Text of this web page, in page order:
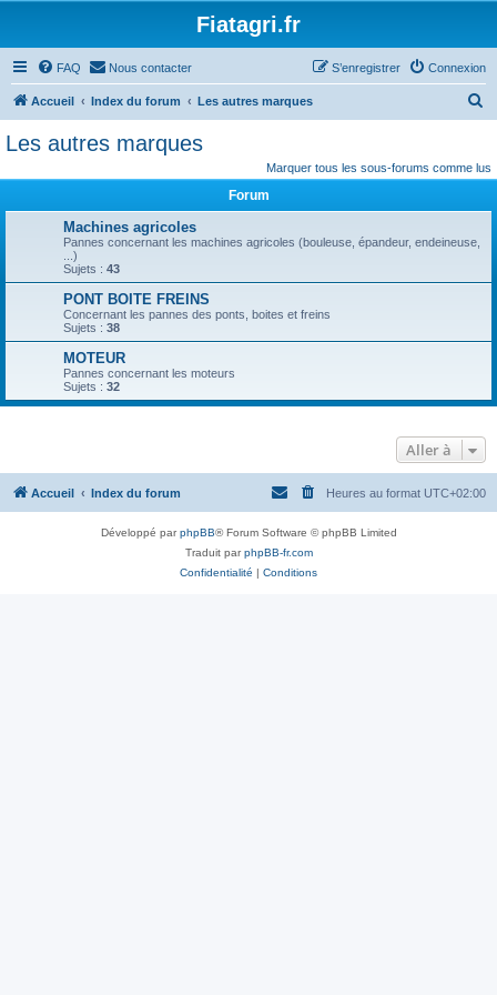
Fiatagri.fr
FAQ Nous contacter Connexion
S’enregistrer
Accueil Index du forum Les autres marques
h
h
r
Les autres marques
Marquer tous les sous-forums comme lus
Forum
Machines agricoles
Pannes concernant les machines agricoles (bouleuse, épandeur, endeineuse,
...)
Sujets : 43
PONT BOITE FREINS
Concernant les pannes des ponts, boites et freins
Sujets : 38
MOTEUR
Pannes concernant les moteurs
Sujets : 32
Aller à
Accueil Index du forum Heures au format UTC+02:00
Développé parphpBB® Forum Software © phpBB Limited
Traduit parphpBB-fr.com
Confidentialité | Conditions